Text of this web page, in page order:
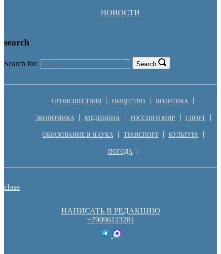
НОВОСТИ
search
Search for: Search
ПРОИСШЕСТВИЯ ОБЩЕСТВО ПОЛИТИКА
ЭКОНОМИКА МЕДИЦИНА РОССИЯ И МИР СПОРТ
ОБРАЗОВАНИЕ И НАУКА ТРАНСПОРТ КУЛЬТУРА
ПОГОДА
close
НАПИСАТЬ В РЕДАКЦИЮ
+79096123281